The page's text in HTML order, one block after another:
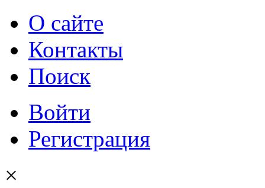
О сайте
Контакты
Поиск
Войти
Регистрация
×